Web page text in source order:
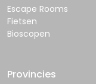
Escape Rooms
Fietsen
Bioscopen
Provincies